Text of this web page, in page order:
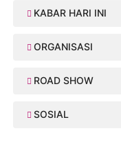
KABAR HARI INI
ORGANISASI
ROAD SHOW
SOSIAL